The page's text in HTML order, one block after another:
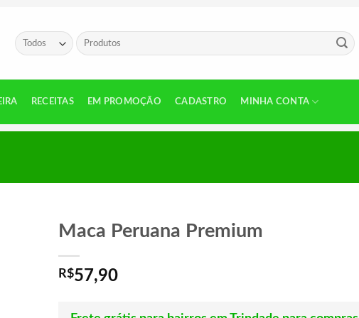
Pesquisar
por:
RECEITAS EM PROMOÇÃO CADASTRO MINHA CONTA
Maca Peruana Premium
R$57,90